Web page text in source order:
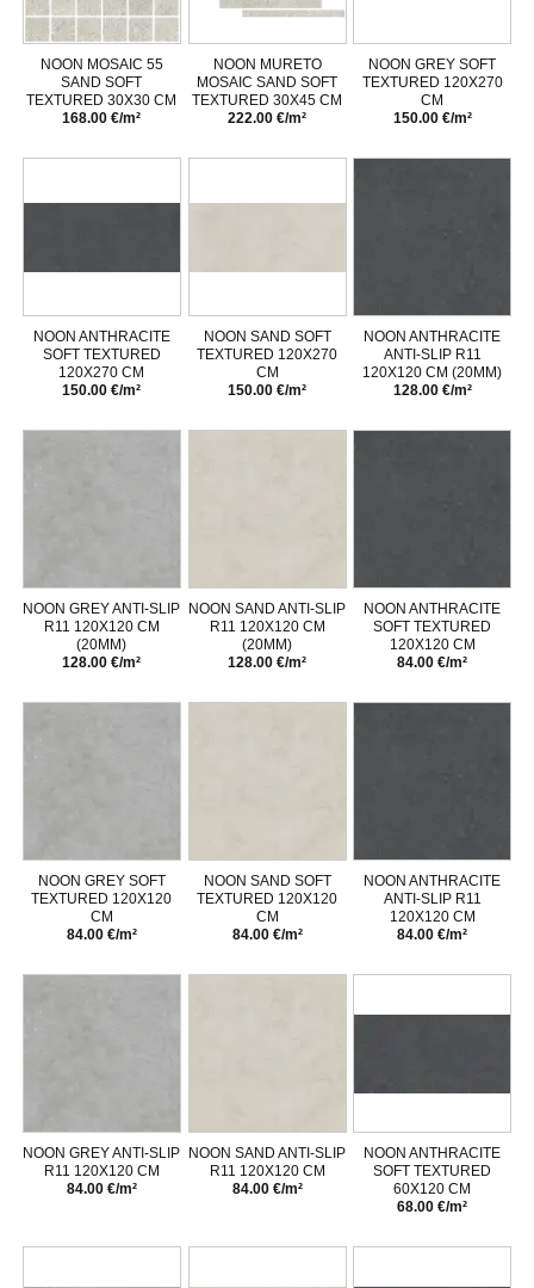
NOON MOSAIC 55
SAND SOFT
TEXTURED 30X30 CM
168.00 €/m²
NOON MURETO
MOSAIC SAND SOFT
TEXTURED 30X45 CM
222.00 €/m²
NOON GREY SOFT
TEXTURED 120X270
CM
150.00 €/m²
NOON ANTHRACITE
SOFT TEXTURED
120X270 CM
150.00 €/m²
NOON SAND SOFT
TEXTURED 120X270
CM
150.00 €/m²
NOON ANTHRACITE
ANTI-SLIP R11
120X120 CM (20MM)
128.00 €/m²
NOON GREY ANTI-SLIP
R11 120X120 CM
(20MM)
128.00 €/m²
NOON SAND ANTI-SLIP
R11 120X120 CM
(20MM)
128.00 €/m²
NOON ANTHRACITE
SOFT TEXTURED
120X120 CM
84.00 €/m²
NOON GREY SOFT
TEXTURED 120X120
CM
84.00 €/m²
NOON SAND SOFT
TEXTURED 120X120
CM
84.00 €/m²
NOON ANTHRACITE
ANTI-SLIP R11
120X120 CM
84.00 €/m²
NOON GREY ANTI-SLIP
R11 120X120 CM
84.00 €/m²
NOON SAND ANTI-SLIP
R11 120X120 CM
84.00 €/m²
NOON ANTHRACITE
SOFT TEXTURED
60X120 CM
68.00 €/m²